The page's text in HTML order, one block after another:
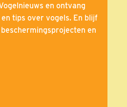
en ontvang
tips over vogels. En blijf
en